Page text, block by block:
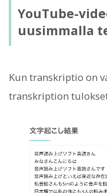
YouTube-
uusimmalla
Kun transkriptio on
transkription